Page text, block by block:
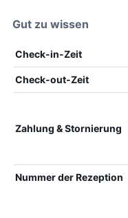
Gut zu wissen
Check-in-Zeit
Check-out-Zeit
Zahlung & Stornierung
Nummer der Rezeption